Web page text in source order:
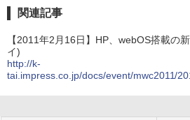
関連記事
【2011年2月16日】HP、webOS搭載の
イ)
http://k-
tai.impress.co.jp/docs/event/mwc2011/